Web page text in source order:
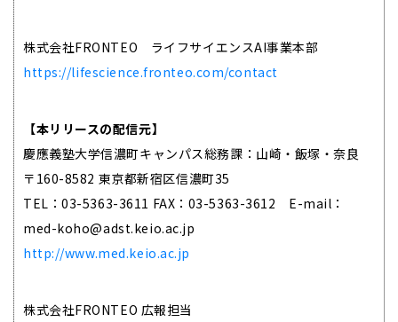
株式会社FRONTEO ライフサイエンスAI事業本部
https://lifescience.fronteo.com/contact
【本リリースの配信元】
慶應義塾大学信濃町キャンパス総務課：山崎・飯塚・奈良
〒160-8582 東京都新宿区信濃町35
TEL：03-5363-3611 FAX：03-5363-3612 E-mail：
med-koho@adst.keio.ac.jp
http://www.med.keio.ac.jp
株式会社FRONTEO 広報担当